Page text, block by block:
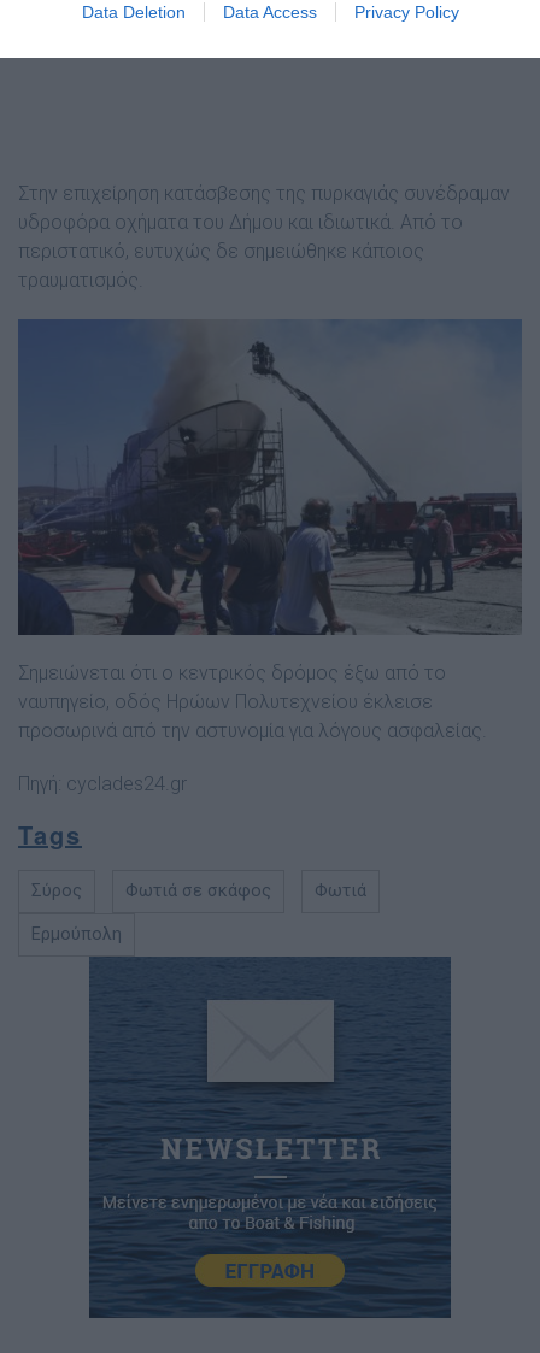
Data Deletion Data Access Privacy Policy
Στην επιχείρηση κατάσβεσης της πυρκαγιάς συνέδραμαν
υδροφόρα οχήματα του Δήμου και ιδιωτικά. Από το
περιστατικό, ευτυχώς δε σημειώθηκε κάποιος
τραυματισμός.
Σημειώνεται ότι ο κεντρικός δρόμος έξω από το
ναυπηγείο, οδός Ηρώων Πολυτεχνείου έκλεισε
προσωρινά από την αστυνομία για λόγους ασφαλείας.
Πηγή: cyclades24.gr
Tags
Σύρος Φωτιά σε σκάφος Φωτιά
Ερμούπολη